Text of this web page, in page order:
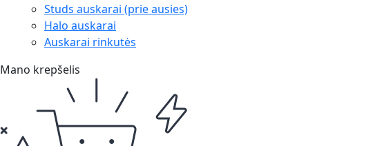
Studs auskarai (prie ausies)
Halo auskarai
Auskarai rinkutės
Mano krepšelis